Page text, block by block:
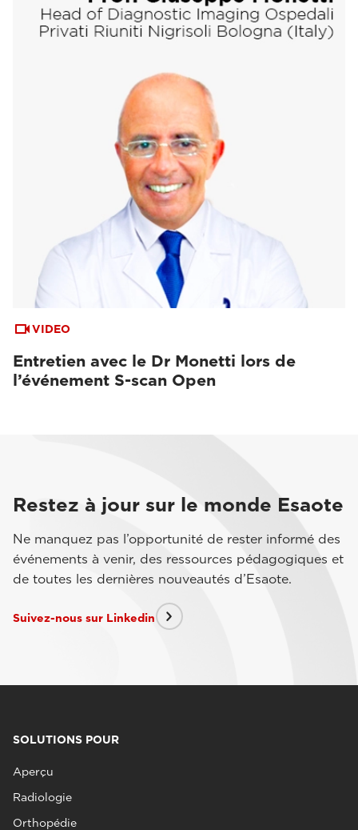
VIDEO
Entretien avec le Dr Monetti lors de
l’événement S-scan Open
Restez à jour sur le monde Esaote
Ne manquez pas l’opportunité de rester informé des
événements à venir, des ressources pédagogiques et
de toutes les dernières nouveautés d’Esaote.
Suivez-nous sur Linkedin
SOLUTIONS POUR
Aperçu
Radiologie
Orthopédie